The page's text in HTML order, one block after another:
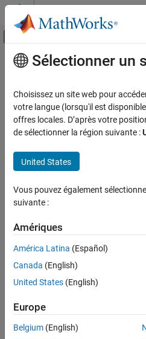
Passer au contenu
Activer/désactiver
Accueil de la documentation
Wavelet Toolbox
Applications
Contenu principal
Economics
Multi-scale analysis of
Multi-scale estimators for
time series.
Related Information
Featured Examples
Scale-Localized Volatility
Assess volatility in GDP data
Wavelet Analysis of
Decompose aggregate data into
Sélectionner un
Choisissez un site web pour
votre langue (lorsqu'il est
offres locales. D’après votre
de sélectionner la région suivante :
United States
Vous pouvez également
suivante :
Amériques
América Latina (Español)
Canada (English)
United States (English)
Europe
Belgium (English)